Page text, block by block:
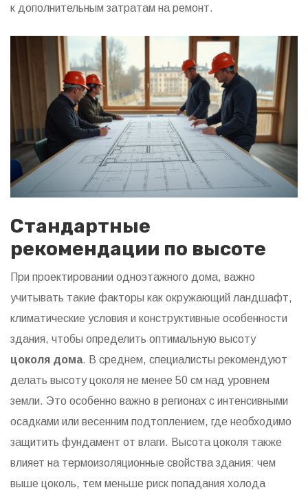
к дополнительным затратам на ремонт.
Стандартные
рекомендации по высоте
При проектировании одноэтажного дома, важно
учитывать такие факторы как окружающий ландшафт,
климатические условия и конструктивные особенности
здания, чтобы определить оптимальную высоту
цоколя дома. В среднем, специалисты рекомендуют
делать высоту цоколя не менее 50 см над уровнем
земли. Это особенно важно в регионах с интенсивными
осадками или весенним подтоплением, где необходимо
защитить фундамент от влаги. Высота цоколя также
влияет на термоизоляционные свойства здания: чем
выше цоколь, тем меньше риск попадания холода